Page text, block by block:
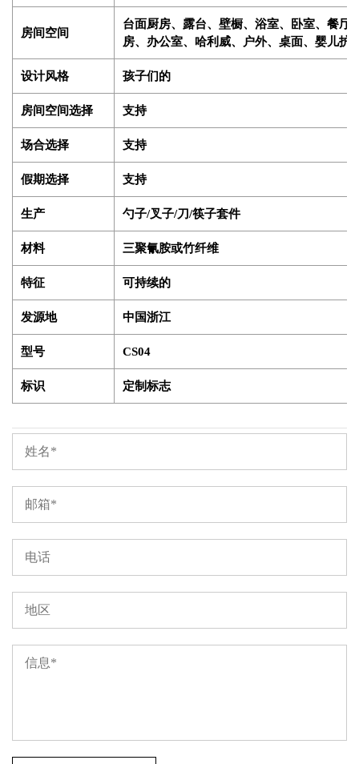
房间空间
台面厨房、露台、壁橱、浴室、卧室、餐厅
房、办公室、哈利威、户外、桌面、婴儿护
设计风格 孩子们的
房间空间选择 支持
场合选择 支持
假期选择 支持
生产 勺子/叉子/刀/筷子套件
材料 三聚氰胺或竹纤维
特征 可持续的
发源地 中国浙江
型号 CS04
标识 定制标志